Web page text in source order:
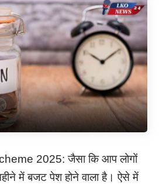
2025: जैसा कि आप लोगों
में बजट पेश होने वाला है। ऐसे में